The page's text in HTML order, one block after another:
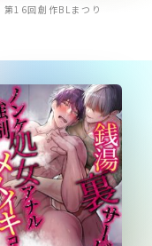
第16回創作BLまつり